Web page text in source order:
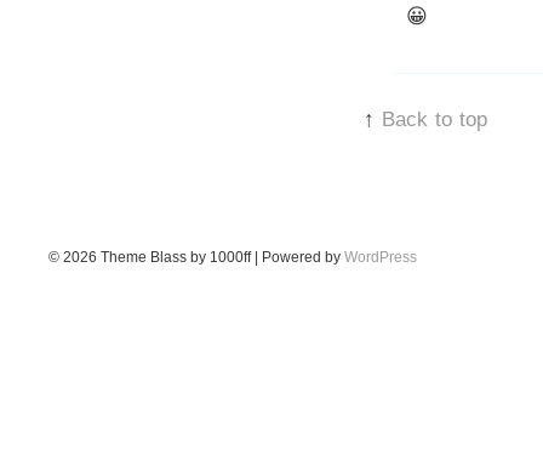
😀
↑ Back to top
© 2026 Theme Blass by 1000ff | Powered by WordPress